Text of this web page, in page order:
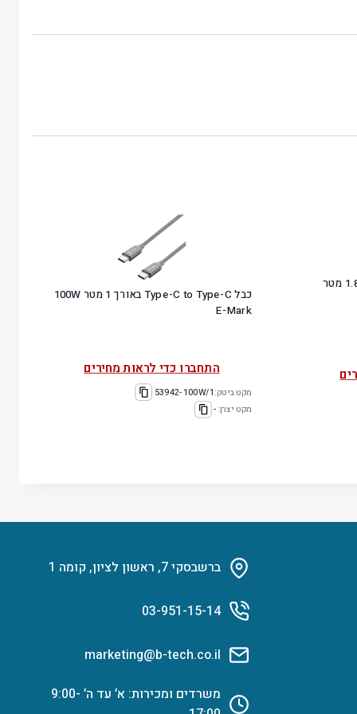
כבל Type-C to Type-C באורך 1 מטר 100W
E-Mark
התחברו כדי לראות מחירים
מקט ביטק:53942-100W/1
מקט יצרן:-
ברשבסקי 7, ראשון לציון, קומה 1
03-951-15-14
marketing@b-tech.co.il
משרדים ומכירות: א’ עד ה’ 9:00-